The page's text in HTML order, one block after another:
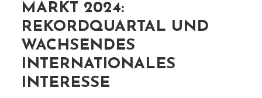
MARKT 2024:
REKORDQUARTAL UND
WACHSENDES
INTERNATIONALES
INTERESSE